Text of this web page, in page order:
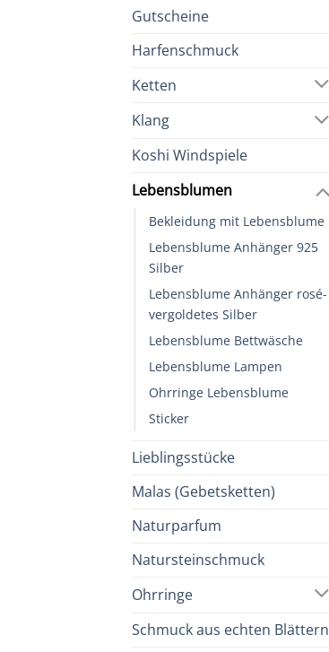
Gutscheine
Harfenschmuck
Ketten
Klang
Koshi Windspiele
Lebensblumen
Bekleidung mit Lebensblume
Lebensblume Anhänger 925
Silber
Lebensblume Anhänger rosé-
vergoldetes Silber
Lebensblume Bettwäsche
Lebensblume Lampen
Ohrringe Lebensblume
Sticker
Lieblingsstücke
Malas (Gebetsketten)
Naturparfum
Natursteinschmuck
Ohrringe
Schmuck aus echten Blättern